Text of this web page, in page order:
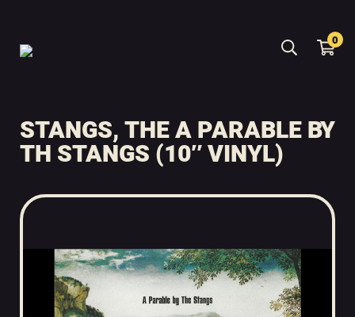
0
STANGS, THE A PARABLE BY
TH STANGS (10″ VINYL)